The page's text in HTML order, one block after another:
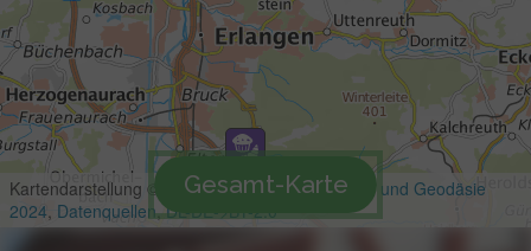
Gesamt-Karte